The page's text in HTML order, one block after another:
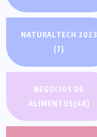
NATURALTECH 2023
(7)
NEGÓCIOS DE
ALIMENTOS(48)